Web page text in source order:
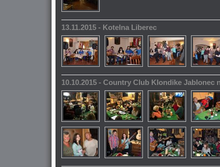
13.11.2015 - Kotelna Liberec
10.10.2015 - Country Club Klondike Jablonec